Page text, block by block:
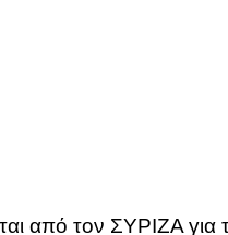
από τον ΣΥΡΙΖΑ